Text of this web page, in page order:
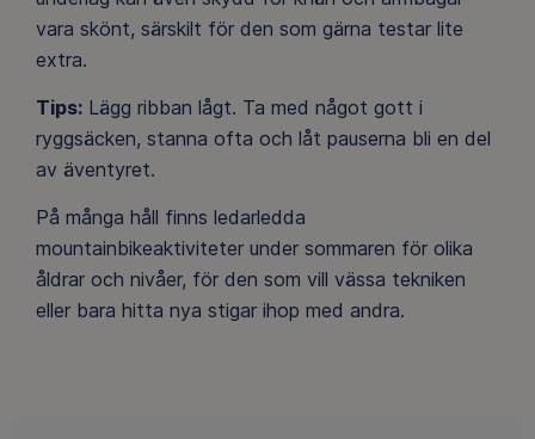
vara skönt, särskilt för den som gärna testar lite
extra.
Tips: Lägg ribban lågt. Ta med något gott i
ryggsäcken, stanna ofta och låt pauserna bli en del
av äventyret.
På många håll finns ledarledda
mountainbikeaktiviteter under sommaren för olika
åldrar och nivåer, för den som vill vässa tekniken
eller bara hitta nya stigar ihop med andra.